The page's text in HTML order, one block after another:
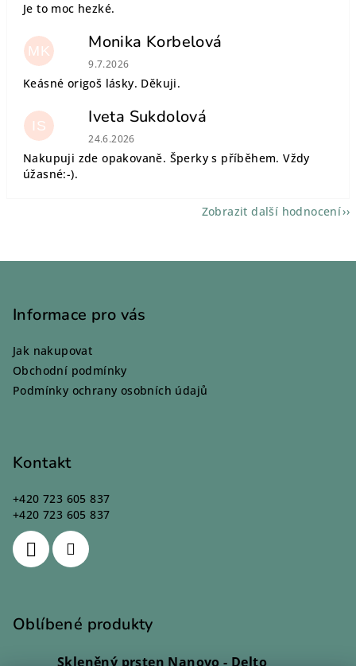
Je to moc hezké.
MK Monika Korbelová
Hodnocení obchodu je 5 z 5 hvězdiček.
9.7.2026
Keásné origoš lásky. Děkuji.
IS Iveta Sukdolová
Hodnocení obchodu je 5 z 5 hvězdiček.
24.6.2026
Nakupuji zde opakovaně. Šperky s příběhem. Vždy
úžasné:-).
Zobrazit další hodnocení
Informace pro vás
Jak nakupovat
Obchodní podmínky
Podmínky ochrany osobních údajů
Kontakt
+420 723 605 837
+420 723 605 837
Oblíbené produkty
Skleněný prsten Nanovo - Delto